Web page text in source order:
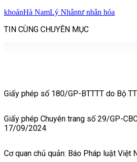
khoánHà NamLý Nhântư nhân hóa
TIN CÙNG CHUYÊN MỤC
Giấy phép số 180/GP-BTTTT do Bộ
Giấy phép Chuyên trang số 29/GP-
17/09/2024
Cơ quan chủ quản: Báo Pháp luật Việt